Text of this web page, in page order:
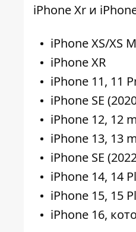
iPhone Xr и
iPhone XS/XS
iPhone XR
iPhone 11, 11
iPhone SE
iPhone 12, 12
iPhone 13, 13
iPhone SE
iPhone 14, 14
iPhone 15, 15
iPhone 16,